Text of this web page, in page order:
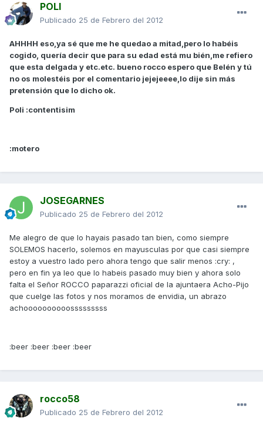
POLI
Publicado 25 de Febrero del 2012
AHHHH eso,ya sé que me he quedao a mitad,pero lo habéis
cogido, quería decir que para su edad está mu bién,me refiero
que esta delgada y etc.etc. bueno rocco espero que Belén y tú
no os molestéis por el comentario jejejeeee,lo dije sin más
pretensión que lo dicho ok.
Poli :contentisim
:motero
JOSEGARNES
Publicado 25 de Febrero del 2012
Me alegro de que lo hayais pasado tan bien, como siempre
SOLEMOS hacerlo, solemos en mayusculas por que casi siempre
estoy a vuestro lado pero ahora tengo que salir menos :cry: ,
pero en fin ya leo que lo habeis pasado muy bien y ahora solo
falta el Señor ROCCO paparazzi oficial de la ajuntaera Acho-Pijo
que cuelge las fotos y nos moramos de envidia, un abrazo
achoooooooooosssssssss
:beer :beer :beer :beer
rocco58
Publicado 25 de Febrero del 2012